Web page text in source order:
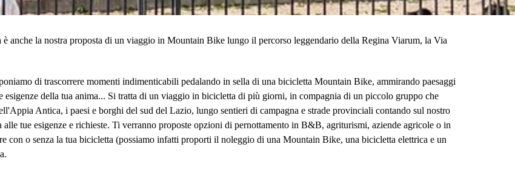
anche la nostra proposta di un viaggio in Mountain Bike lungo il percorso leggendario della Regina Viarum, la Via
di trascorrere momenti indimenticabili pedalando in sella di una bicicletta Mountain Bike, ammirando paesaggi
della tua anima... Si tratta di un viaggio in bicicletta di più giorni, in compagnia di un piccolo gruppo che
Antica, i paesi e borghi del sud del Lazio, lungo sentieri di campagna e strade provinciali contando sul nostro
tue esigenze e richieste. Ti verranno proposte opzioni di pernottamento in B&B, agriturismi, aziende agricole o in
con o senza la tua bicicletta (possiamo infatti proporti il noleggio di una Mountain Bike, una bicicletta elettrica e un